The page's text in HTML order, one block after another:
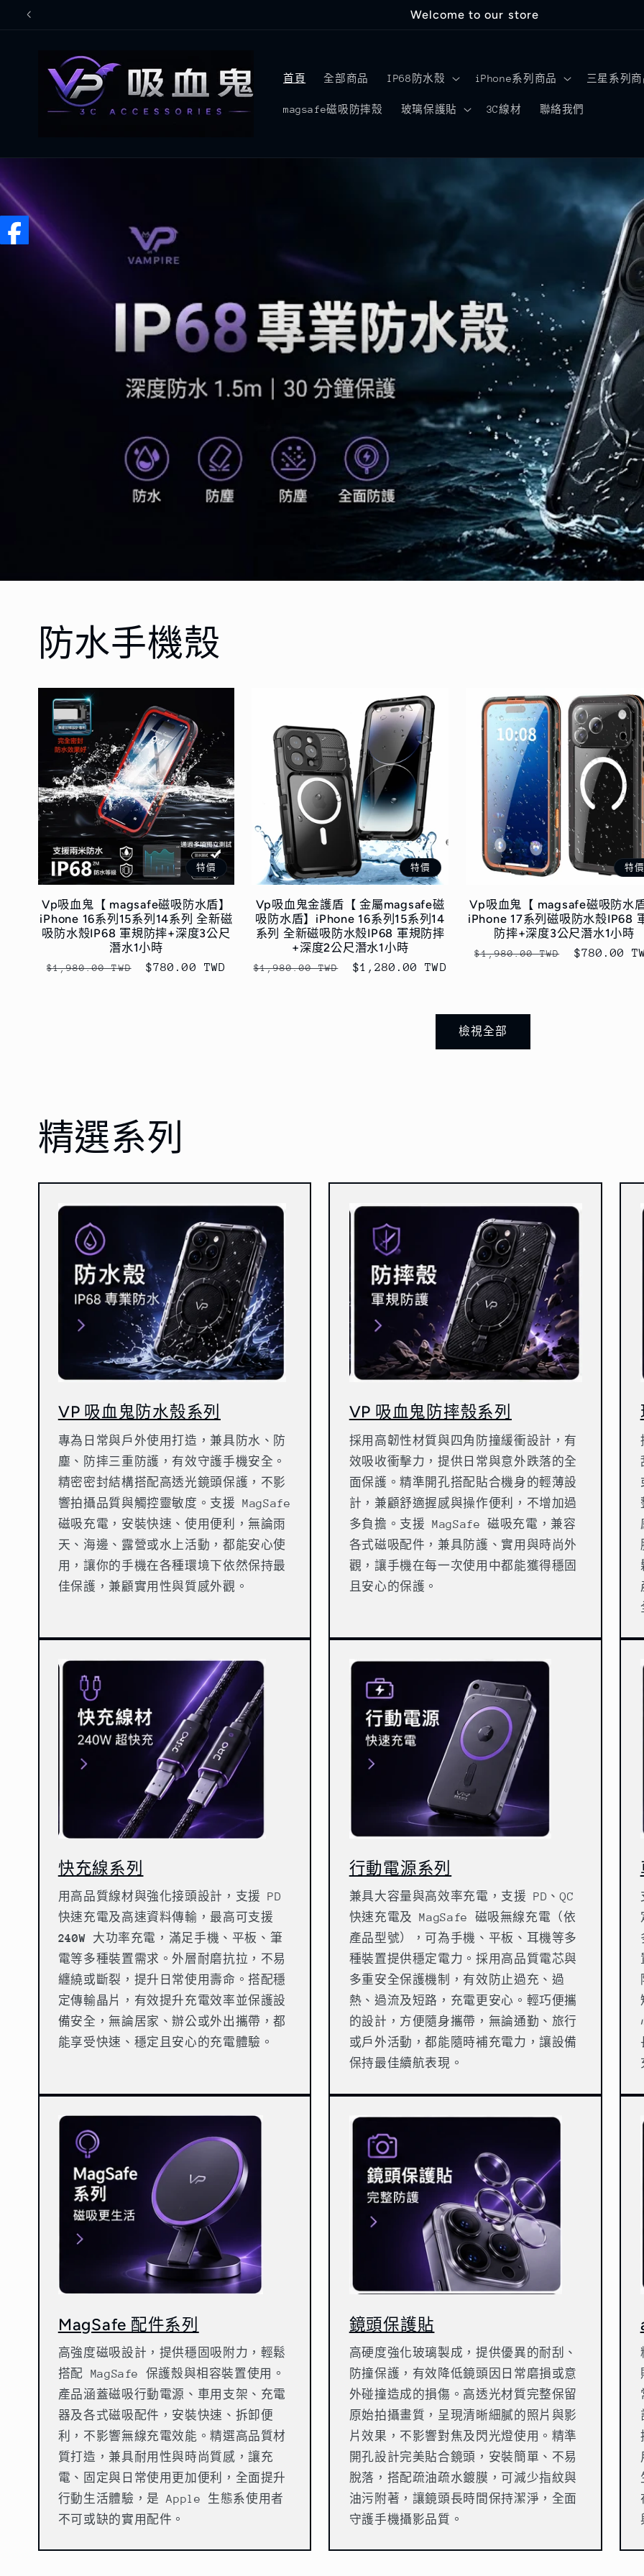
跳至內
Welcome to our store
首頁 全部商品 IP68防水殼 iPhone系列商品 三星系列
magsafe磁吸防摔殼 玻璃保護貼 3C線材 聯絡我們
防水手機殼
特價
Vp吸血鬼【 magsafe磁吸防水盾】
iPhone 16系列15系列14系列 全新磁
吸防水殼IP68 軍規防摔+深度3公尺
潛水1小時
定
$1,980.00 TWD
售
$780.00 TWD
特價
Vp吸血鬼金護盾【 金屬magsafe磁
吸防水盾】iPhone 16系列15系列14
系列 全新磁吸防水殼IP68 軍規防摔
+深度2公尺潛水1小時
定
$1,980.00 TWD
售
$1,280.00 TWD
特價
Vp吸血鬼【 magsafe磁吸防水
iPhone 17系列磁吸防水殼IP68
防摔+深度3公尺潛水1小時
定
$1,980.00 TWD
售
$780.00
檢視全部
精選系列
VP 吸血鬼防水殼系列
專為日常與戶外使用打造，兼具防水、防
塵、防摔三重防護，有效守護手機安全。
精密密封結構搭配高透光鏡頭保護，不影
響拍攝品質與觸控靈敏度。支援 MagSafe
磁吸充電，安裝快速、使用便利，無論雨
天、海邊、露營或水上活動，都能安心使
用，讓你的手機在各種環境下依然保持最
佳保護，兼顧實用性與質感外觀。
VP 吸血鬼防摔殼系列
採用高韌性材質與四角防撞緩衝設計，有
效吸收衝擊力，提供日常與意外跌落的全
面保護。精準開孔搭配貼合機身的輕薄設
計，兼顧舒適握感與操作便利，不增加過
多負擔。支援 MagSafe 磁吸充電，兼容
各式磁吸配件，兼具防護、實用與時尚外
觀，讓手機在每一次使用中都能獲得穩固
且安心的保護。
快充線系列
用高品質線材與強化接頭設計，支援 PD
快速充電及高速資料傳輸，最高可支援
240W 大功率充電，滿足手機、平板、筆
電等多種裝置需求。外層耐磨抗拉，不易
纏繞或斷裂，提升日常使用壽命。搭配穩
定傳輸晶片，有效提升充電效率並保護設
備安全，無論居家、辦公或外出攜帶，都
能享受快速、穩定且安心的充電體驗。
行動電源系列
兼具大容量與高效率充電，支援 PD、QC
快速充電及 MagSafe 磁吸無線充電（依
產品型號），可為手機、平板、耳機等多
種裝置提供穩定電力。採用高品質電芯與
多重安全保護機制，有效防止過充、過
熱、過流及短路，充電更安心。輕巧便攜
的設計，方便隨身攜帶，無論通勤、旅行
或戶外活動，都能隨時補充電力，讓設備
保持最佳續航表現。
MagSafe 配件系列
高強度磁吸設計，提供穩固吸附力，輕鬆
搭配 MagSafe 保護殼與相容裝置使用。
產品涵蓋磁吸行動電源、車用支架、充電
器及各式磁吸配件，安裝快速、拆卸便
利，不影響無線充電效能。精選高品質材
質打造，兼具耐用性與時尚質感，讓充
電、固定與日常使用更加便利，全面提升
行動生活體驗，是 Apple 生態系使用者
不可或缺的實用配件。
鏡頭保護貼
高硬度強化玻璃製成，提供優異的耐刮、
防撞保護，有效降低鏡頭因日常磨損或意
外碰撞造成的損傷。高透光材質完整保留
原始拍攝畫質，呈現清晰細膩的照片與影
片效果，不影響對焦及閃光燈使用。精準
開孔設計完美貼合鏡頭，安裝簡單、不易
脫落，搭配疏油疏水鍍膜，可減少指紋與
油污附著，讓鏡頭長時間保持潔淨，全面
守護手機攝影品質。